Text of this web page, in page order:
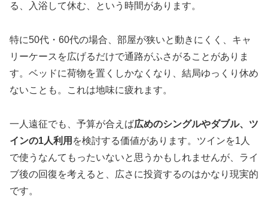
る、入浴して休む、という時間があります。
特に50代・60代の場合、部屋が狭いと動きにくく、キャ
リーケースを広げるだけで通路がふさがることがありま
す。ベッドに荷物を置くしかなくなり、結局ゆっくり休め
ないことも。これは地味に疲れます。
一人遠征でも、予算が合えば広めのシングルやダブル、ツ
インの1人利用 を検討する価値があります。ツインを1人
で使うなんてもったいないと思うかもしれませんが、ライ
ブ後の回復を考えると、広さに投資するのはかなり現実的
です。